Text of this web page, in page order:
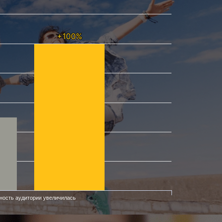
+100%
+100%
аудитории увеличилась